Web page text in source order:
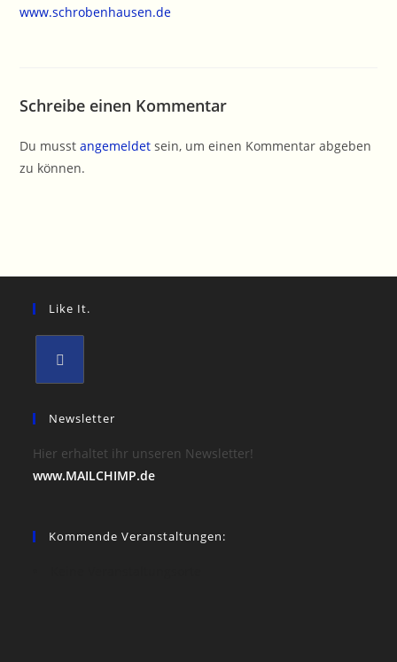
www.schrobenhausen.de
Schreibe einen Kommentar
Du musstangemeldet sein, um einen Kommentar abgeben
zu können.
Like It.
in
new
tab
Newsletter
Hier erhaltet ihr unseren Newsletter!
www.MAILCHIMP.de
Kommende Veranstaltungen: